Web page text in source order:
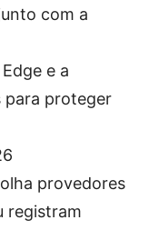
com a
e a
para proteger
provedores
registram